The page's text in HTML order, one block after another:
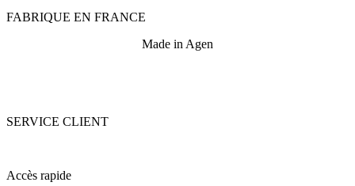
FABRIQUE EN FRANCE
Made in Agen
SERVICE CLIENT
Accès rapide